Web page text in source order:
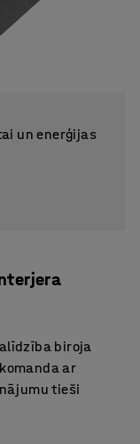
un enerģijas
biroja
ar
tieši